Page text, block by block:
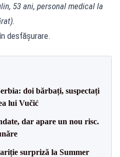
53 ani, personal medical la
desfășurare.
doi bărbați, suspectați
lui Vučić
dar apare un nou risc.
surpriză la Summer